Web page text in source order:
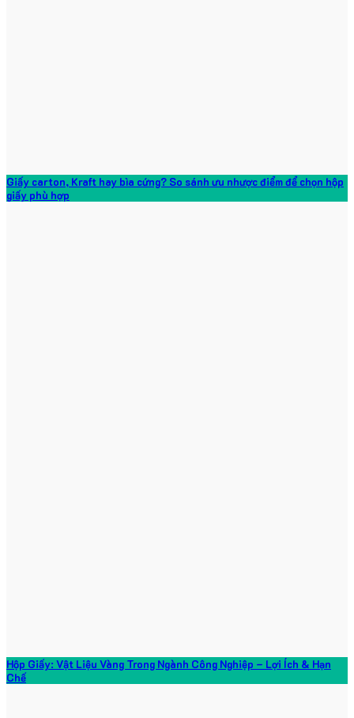
Giấy carton, Kraft hay bìa cứng? So sánh ưu nhược điểm để chọn hộp
giấy phù hợp
Hộp Giấy: Vật Liệu Vàng Trong Ngành Công Nghiệp – Lợi Ích & Hạn
Chế